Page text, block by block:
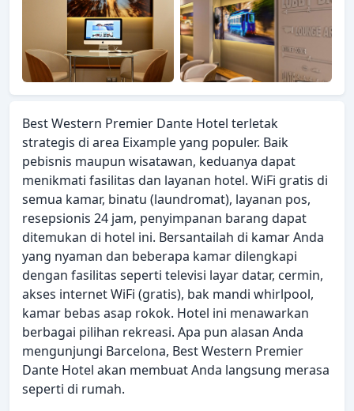
Best Western Premier Dante Hotel terletak
strategis di area Eixample yang populer. Baik
pebisnis maupun wisatawan, keduanya dapat
menikmati fasilitas dan layanan hotel. WiFi gratis di
semua kamar, binatu (laundromat), layanan pos,
resepsionis 24 jam, penyimpanan barang dapat
ditemukan di hotel ini. Bersantailah di kamar Anda
yang nyaman dan beberapa kamar dilengkapi
dengan fasilitas seperti televisi layar datar, cermin,
akses internet WiFi (gratis), bak mandi whirlpool,
kamar bebas asap rokok. Hotel ini menawarkan
berbagai pilihan rekreasi. Apa pun alasan Anda
mengunjungi Barcelona, Best Western Premier
Dante Hotel akan membuat Anda langsung merasa
seperti di rumah.